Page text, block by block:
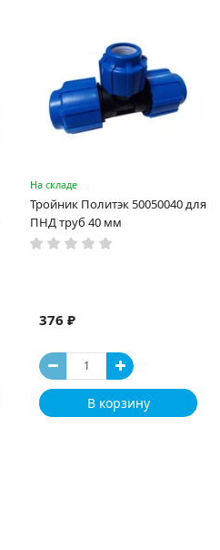
На складе
Тройник Политэк 50050040 для
ПНД труб 40 мм
376 ₽
В корзину